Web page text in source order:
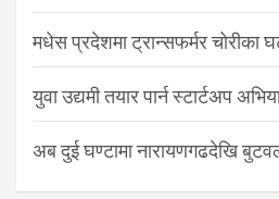
मधेस प्रदेशमा ट्रान्सफर्मर चोरीका
युवा उद्यमी तयार पार्न स्टार्टअप
अब दुई घण्टामा नारायणगढदेखि